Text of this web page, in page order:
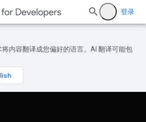
登录
将内容翻译成您偏好的语言。AI 翻译可能包